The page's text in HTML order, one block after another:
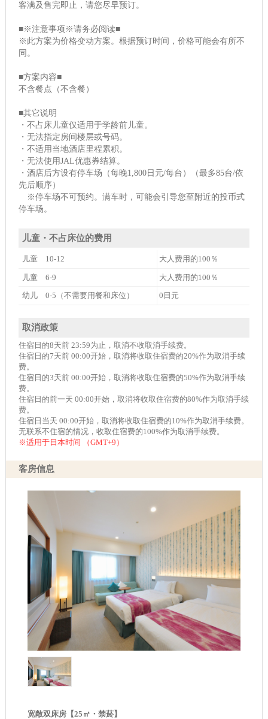
客满及售完即止，请您尽早预订。
■※注意事项※请务必阅读■
※此方案为价格变动方案。根据预订时间，价格可能会有所不
同。
■方案内容■
不含餐点（不含餐）
■其它说明
・不占床儿童仅适用于学龄前儿童。
・无法指定房间楼层或号码。
・不适用当地酒店里程累积。
・无法使用JAL优惠券结算。
・酒店后方设有停车场（每晚1,800日元/每台）（最多85台/依
先后顺序）
※停车场不可预约。满车时，可能会引导您至附近的投币式
停车场。
儿童・不占床位的费用
儿童 10-12 大人费用的100％
儿童 6-9 大人费用的100％
幼儿 0-5（不需要用餐和床位） 0日元
取消政策
住宿日的8天前 23:59为止，取消不收取消手续费。
住宿日的7天前 00:00开始，取消将收取住宿费的20%作为取消手续
费。
住宿日的3天前 00:00开始，取消将收取住宿费的50%作为取消手续
费。
住宿日的前一天 00:00开始，取消将收取住宿费的80%作为取消手续
费。
住宿日当天 00:00开始，取消将收取住宿费的10%作为取消手续费。
无联系不住宿的情况，收取住宿费的100%作为取消手续费。
※适用于日本时间 （GMT+9）
客房信息
宽敞双床房【25㎡・禁菸】